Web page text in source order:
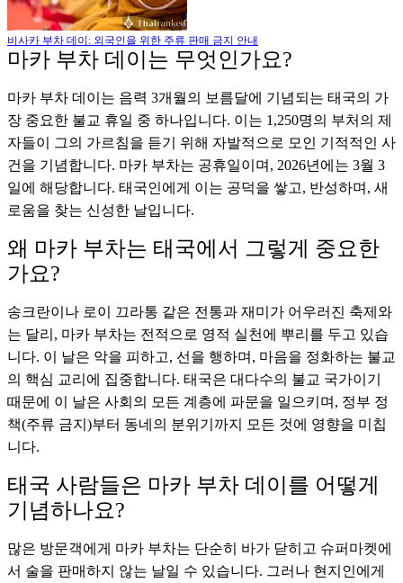
비사카 부차 데이: 외국인을 위한 주류 판매 금지 안내
마카 부차 데이는 무엇인가요?
마카 부차 데이는 음력 3개월의 보름달에 기념되는 태국의 가
장 중요한 불교 휴일 중 하나입니다. 이는 1,250명의 부처의 제
자들이 그의 가르침을 듣기 위해 자발적으로 모인 기적적인 사
건을 기념합니다. 마카 부차는 공휴일이며, 2026년에는 3월 3
일에 해당합니다. 태국인에게 이는 공덕을 쌓고, 반성하며, 새
로움을 찾는 신성한 날입니다.
왜 마카 부차는 태국에서 그렇게 중요한
가요?
송크란이나 로이 끄라통 같은 전통과 재미가 어우러진 축제와
는 달리, 마카 부차는 전적으로 영적 실천에 뿌리를 두고 있습
니다. 이 날은 악을 피하고, 선을 행하며, 마음을 정화하는 불교
의 핵심 교리에 집중합니다. 태국은 대다수의 불교 국가이기
때문에 이 날은 사회의 모든 계층에 파문을 일으키며, 정부 정
책(주류 금지)부터 동네의 분위기까지 모든 것에 영향을 미칩
니다.
태국 사람들은 마카 부차 데이를 어떻게
기념하나요?
많은 방문객에게 마카 부차는 단순히 바가 닫히고 슈퍼마켓에
서 술을 판매하지 않는 날일 수 있습니다. 그러나 현지인에게